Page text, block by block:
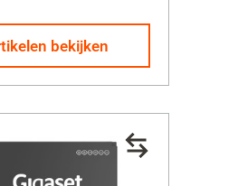
bekijken